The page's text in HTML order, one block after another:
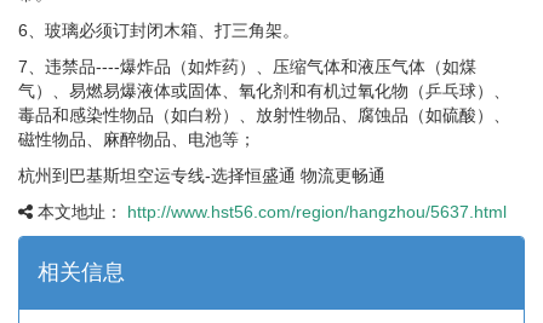
6、玻璃必须订封闭木箱、打三角架。
7、违禁品----爆炸品（如炸药）、压缩气体和液压气体（如煤
气）、易燃易爆液体或固体、氧化剂和有机过氧化物（乒乓球）、
毒品和感染性物品（如白粉）、放射性物品、腐蚀品（如硫酸）、
磁性物品、麻醉物品、电池等；
杭州到巴基斯坦空运专线-选择恒盛通 物流更畅通
本文地址：
http://www.hst56.com/region/hangzhou/5637.html
相关信息